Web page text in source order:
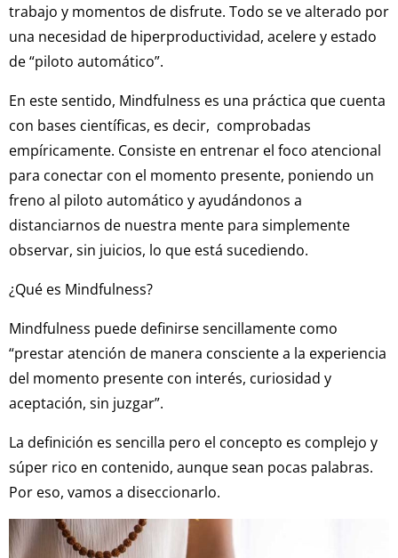
trabajo y momentos de disfrute. Todo se ve alterado por
una necesidad de hiperproductividad, acelere y estado
de “piloto automático”.
En este sentido, Mindfulness es una práctica que cuenta
con bases científicas, es decir, comprobadas
empíricamente. Consiste en entrenar el foco atencional
para conectar con el momento presente, poniendo un
freno al piloto automático y ayudándonos a
distanciarnos de nuestra mente para simplemente
observar, sin juicios, lo que está sucediendo.
¿Qué es Mindfulness?
Mindfulness puede definirse sencillamente como
“prestar atención de manera consciente a la experiencia
del momento presente con interés, curiosidad y
aceptación, sin juzgar”.
La definición es sencilla pero el concepto es complejo y
súper rico en contenido, aunque sean pocas palabras.
Por eso, vamos a diseccionarlo.